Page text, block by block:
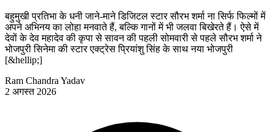
बहुमुखी प्रतिभा के धनी जाने-माने डिजिटल स्टार सौरभ शर्मा ना सिर्फ फिल्मों में
अपने अभिनय का लोहा मनवाते हैं, बल्कि गानों में भी जलवा बिखेरते हैं। ऐसे में
देवों के देव महादेव की कृपा से सावन की पहली सोमवारी से पहले सौरभ शर्मा ने
भोजपुरी सिनेमा की स्टार एक्ट्रेस प्रियांशु सिंह के साथ नया भोजपुरी
[&hellip;]
Ram Chandra Yadav
2 अगस्त 2026